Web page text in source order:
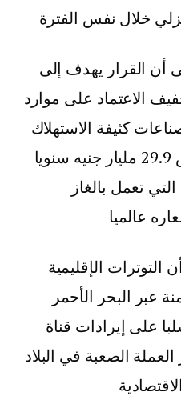
خلال نفس الفترة
أن القرار يهدف إلى
الاعتماد على موارد
كثيفة الاستهلاك
للطاقة خاصة مع تخصيص 29.9 مليار جنيه سنويا
تعمل بالغاز
عالميا
الإقليمية
عبر البحر الأحمر
على إيرادات قناة
الصعبة في البلاد